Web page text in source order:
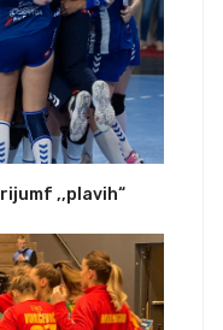
,,plavih“